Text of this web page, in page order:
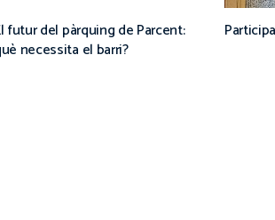
futur del pàrquing de Parcent:
necessita el barri?